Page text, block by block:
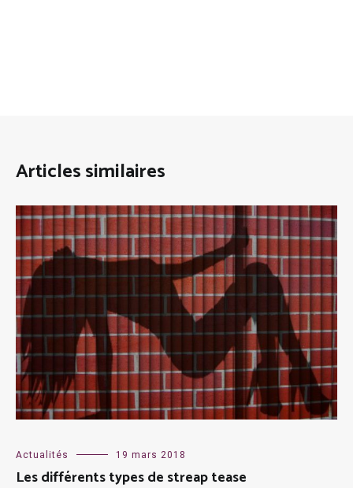
Articles similaires
Actualités 19 mars 2018
Les différents types de streap tease